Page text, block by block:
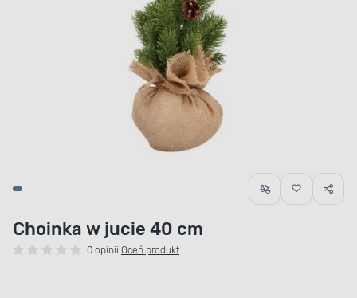
Choinka w jucie 40 cm
0 opinii Oceń produkt